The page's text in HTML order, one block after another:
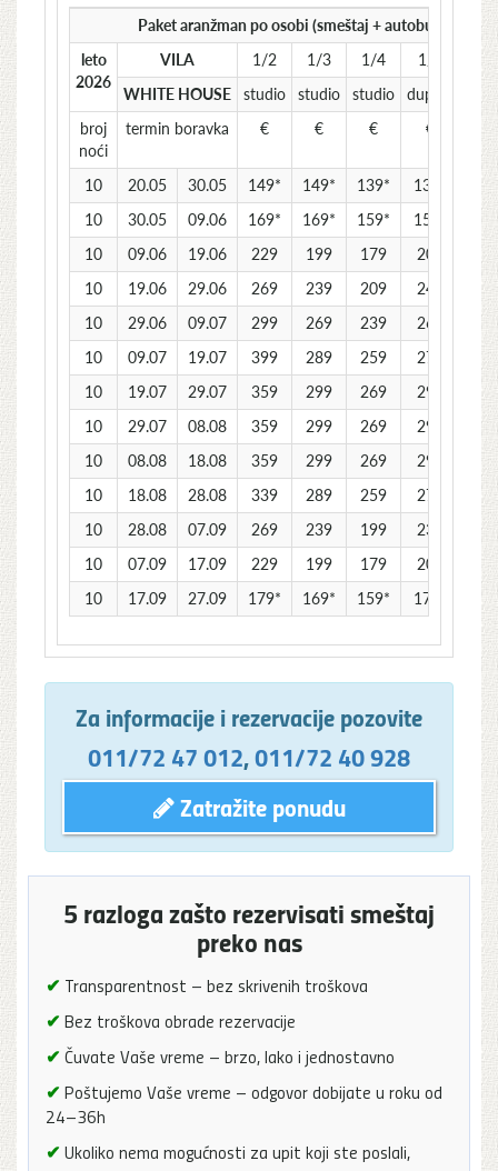
Paket aranžman po osobi (smeštaj + autobuski
leto
2026
VILA 1/2 1/3 1/4 1/4
1/
WHITE HOUSE
studio studio studio duplex
broj
noći
termin boravka € € € €
10 20.05 30.05 149* 149* 139* 139*
10
30.05 09.06 169* 169* 159* 159*
10
09.06 19.06 229 199 179 209
10
19.06 29.06 269 239 209 249
10
29.06 09.07 299 269 239 269
10
09.07 19.07 399 289 259 279
10
19.07 29.07 359 299 269 299
10
29.07 08.08 359 299 269 299
10
08.08 18.08 359 299 269 299
10
18.08 28.08 339 289 259 279
10
28.08 07.09 269 239 199 239
10
07.09 17.09 229 199 179 209
10
17.09 27.09 179* 169* 159* 179*
Za informacije i rezervacije pozovite
011/72 47 012,011/72 40 928
Zatražite ponudu
5 razloga zašto rezervisati smeštaj
preko nas
✔ Transparentnost – bez skrivenih troškova
✔ Bez troškova obrade rezervacije
✔ Čuvate Vaše vreme – brzo, lako i jednostavno
✔ Poštujemo Vaše vreme – odgovor dobijate u roku od
24–36h
✔ Ukoliko nema mogućnosti za upit koji ste poslali,